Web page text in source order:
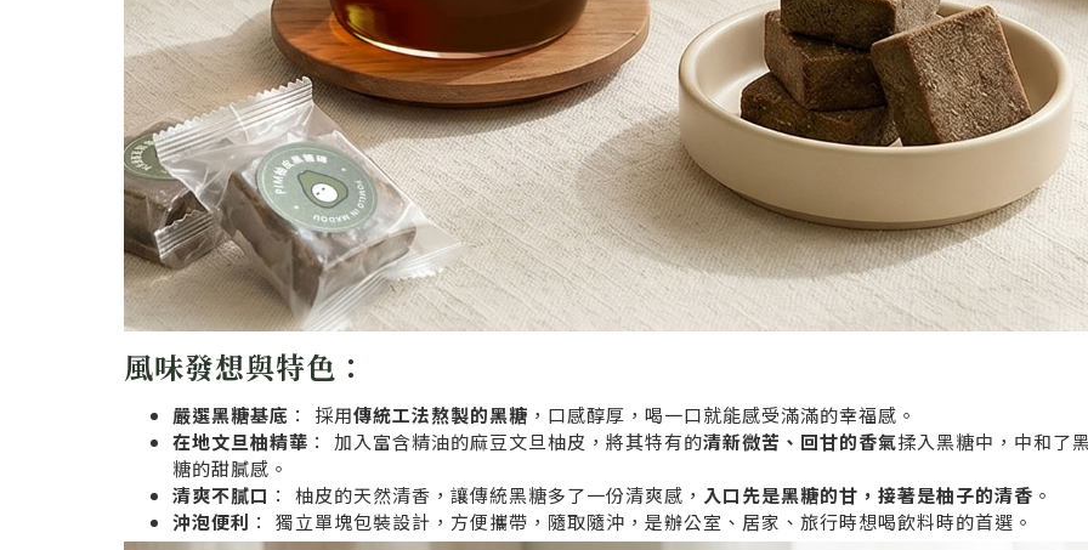
風味發想與特色：
嚴選黑糖基底 ： 採用傳統工法熬製的黑糖 ，口感醇厚，喝一口就能感受滿滿的幸福感。
在地文旦柚精華 ： 加入富含精油的麻豆文旦柚皮，將其特有的清新微苦、回甘的香氣揉入黑糖中，中和了
糖的甜膩感。
清爽不膩口 ： 柚皮的天然清香，讓傳統黑糖多了一份清爽感， 入口先是黑糖的甘，接著是柚子的清香 。
沖泡便利 ： 獨立單塊包裝設計，方便攜帶，隨取隨沖，是辦公室、居家、旅行時想喝飲料時的首選。